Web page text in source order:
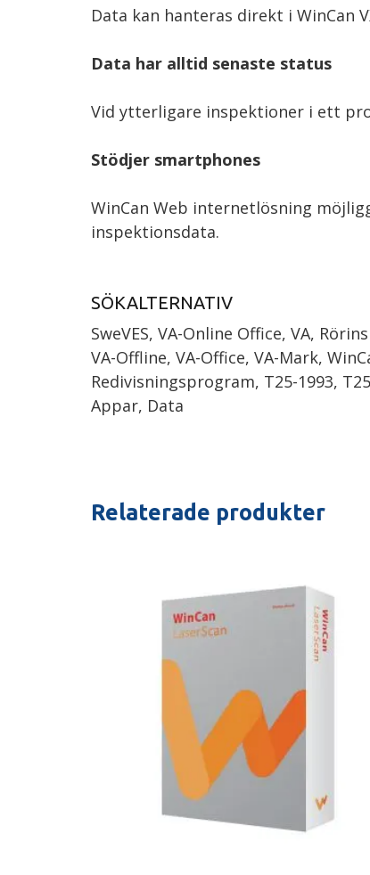
Data kan hanteras direkt i WinCan
Data har alltid senaste status
Vid ytterligare inspektioner i ett
Stödjer smartphones
WinCan Web internetlösning
inspektionsdata.
SÖKALTERNATIV
SweVES, VA-Online Office, VA,
VA-Offline, VA-Office, VA-Mark,
Redivisningsprogram, T25-1993,
Appar, Data
Relaterade produkter